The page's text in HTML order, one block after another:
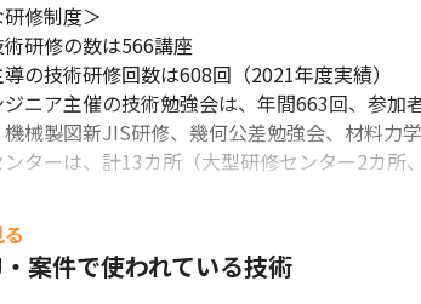
としてスキルアップできる環境です。
修制度＞
術研修の数は566講座
導の技術研修回数は608回（2021年度実績）
ニア主催の技術勉強会は、年間663回、参加
械製図新JIS研修、幾何公差勉強会、材料力
ンターは、計13カ所（大型研修センター2カ所
財務基盤＞
として日本で初めて上場を果たし、現在は
た、無借金経営で現預金にて400億円以上を保
案件で使われている技術